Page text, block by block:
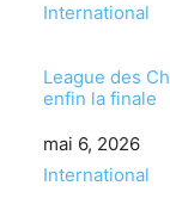
Par rapport à
International
League des
enfin la finale
Date
mai 6, 2026
Par rapport à
International